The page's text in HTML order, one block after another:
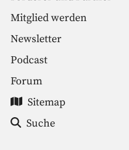
Mitglied werden
Newsletter
Podcast
Forum
Sitemap
Suche